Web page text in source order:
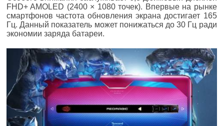
FHD+ AMOLED (2400 × 1080 точек). Впервые на рынке
смартфонов частота обновления экрана достигает 165
Гц. Данный показатель может понижаться до 30 Гц ради
экономии заряда батареи.